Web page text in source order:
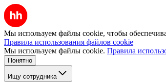
Мы используем файлы cookie, чтобы
Правила использования файлов cookie
Мы используем файлы cookie. Правила
Понятно
Ищу сотрудника